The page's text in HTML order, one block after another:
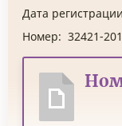
Дата
Номер: 32421-